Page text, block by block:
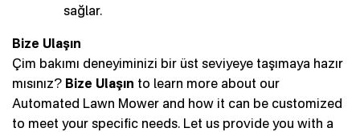
sağlar.
Bize Ulaşın
Çim bakımı deneyiminizi bir üst seviyeye taşımaya hazır
mısınız? Bize Ulaşın to learn more about our
Automated Lawn Mower and how it can be customized
to meet your specific needs. Let us provide you with a